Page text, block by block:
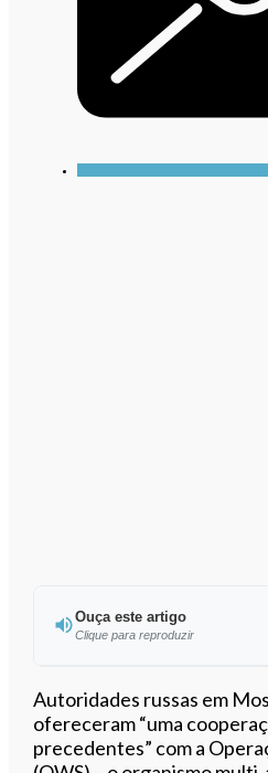
Ouça este artigo
Clique para reproduzir
Ouvir este
Autoridades russas em
ofereceram “uma
precedentes” com a